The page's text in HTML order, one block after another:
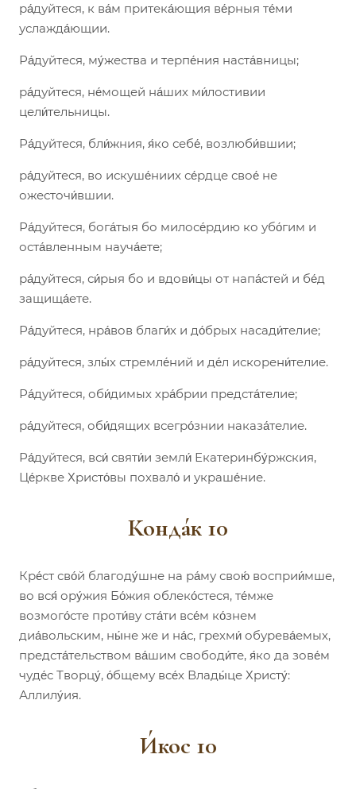
ра́дуйтеся, к ва́м притека́ющия ве́рныя те́ми
услажда́ющии.
Ра́дуйтеся, му́жества и терпе́ния наста́вницы;
ра́дуйтеся, не́мощей на́ших ми́лостивии
цели́тельницы.
Ра́дуйтеся, бли́жния, я́ко себе́, возлюби́вшии;
ра́дуйтеся, во искуше́ниих се́рдце свое́ не
ожесточи́вшии.
Ра́дуйтеся, бога́тыя бо милосе́рдию ко убо́гим и
оста́вленным науча́ете;
ра́дуйтеся, си́рыя бо и вдови́цы от напа́стей и бе́д
защища́ете.
Ра́дуйтеся, нра́вов благи́х и до́брых насади́телие;
ра́дуйтеся, злы́х стремле́ний и де́л искорени́телие.
Ра́дуйтеся, оби́димых хра́брии предста́телие;
ра́дуйтеся, оби́дящих всегро́знии наказа́телие.
Ра́дуйтеся, вси́ святи́и земли́ Екатеринбу́ржския,
Це́ркве Христо́вы похвало́ и украше́ние.
Конда́к 10
Кре́ст сво́й благоду́шне на ра́му свою́ восприи́мше,
во вся́ ору́жия Бо́жия облеко́стеся, те́мже
возмого́сте проти́ву ста́ти все́м ко́знем
диа́вольским, ны́не же и на́с, грехми́ обурева́емых,
предста́тельством ва́шим свободи́те, я́ко да зове́м
чуде́с Творцу́, о́бщему все́х Влады́це Христу́:
Аллилу́ия.
И́кос 10